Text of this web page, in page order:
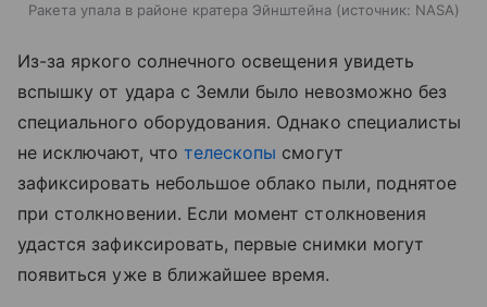
Ракета упала в районе кратера Эйнштейна источник: NASA
Из-за яркого солнечного освещения увидеть
вспышку от удара с Земли было невозможно без
специального оборудования. Однако специалисты
не исключают, что телескопы смогут
зафиксировать небольшое облако пыли, поднятое
при столкновении. Если момент столкновения
удастся зафиксировать, первые снимки могут
появиться уже в ближайшее время.